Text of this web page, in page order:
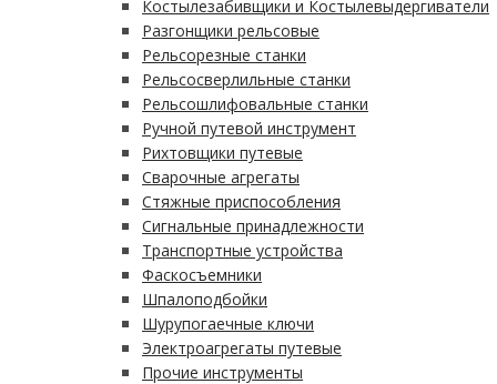
Костылезабивщики и Костылевыдергиватели
Разгонщики рельсовые
Рельсорезные станки
Рельсосверлильные станки
Рельсошлифовальные станки
Ручной путевой инструмент
Рихтовщики путевые
Сварочные агрегаты
Стяжные приспособления
Сигнальные принадлежности
Транспортные устройства
Фаскосъемники
Шпалоподбойки
Шурупогаечные ключи
Электроагрегаты путевые
Прочие инструменты